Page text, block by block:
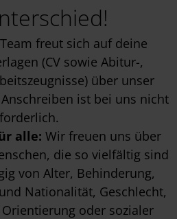
freut sich auf deine
(CV sowie Abitur-,
über unser
ist bei uns nicht
alle: Wir freuen uns über
die so vielfältig sind
von Alter, Behinderung,
Nationalität, Geschlecht,
oder sozialer